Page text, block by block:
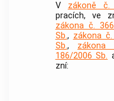
V zákoně č.
pracích, ve
zákona č.
Sb., zákona
Sb., zákona
186/2006 Sb.
zní: